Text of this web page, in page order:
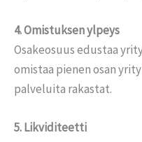
4. Omistuksen ylpeys
Osakeosuus edustaa
omistaa pienen osan
palveluita rakastat.
5. Likviditeetti